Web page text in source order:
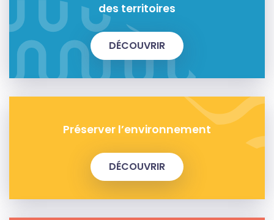
des territoires
DÉCOUVRIR
Préserver l’environnement
DÉCOUVRIR